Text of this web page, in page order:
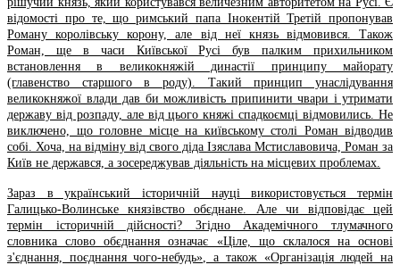
відомості про те, що римський папа Інокентій Третій пропонував
Роману королівську корону, але від неї князь відмовився. Також
Роман, ще в часи Київської Русі був палким прихильником
встановлення в великокняжій династії принципу майорату
(главенство старшого в роду). Такий принцип унаслідування
великокняжої влади дав би можливість припинити чвари і утримати
державу від розпаду, але від цього княжі спадкоємці відмовились. Не
виключено, що головне місце на київському столі Роман відводив
собі. Хоча, на відміну від свого діда Ізяслава Мстиславовича, Роман за
Київ не держався, а зосереджував діяльність на місцевих проблемах.
Зараз в український історичній науці використовується термін
Галицько-Волинське князівство обєднане. Але чи відповідає цей
термін історичній дійсності? Згідно Академічного тлумачного
словника слово обєднання означає «Ціле, що склалося на основі
з'єднання, поєднання чого-небудь», а також «Організація людей на